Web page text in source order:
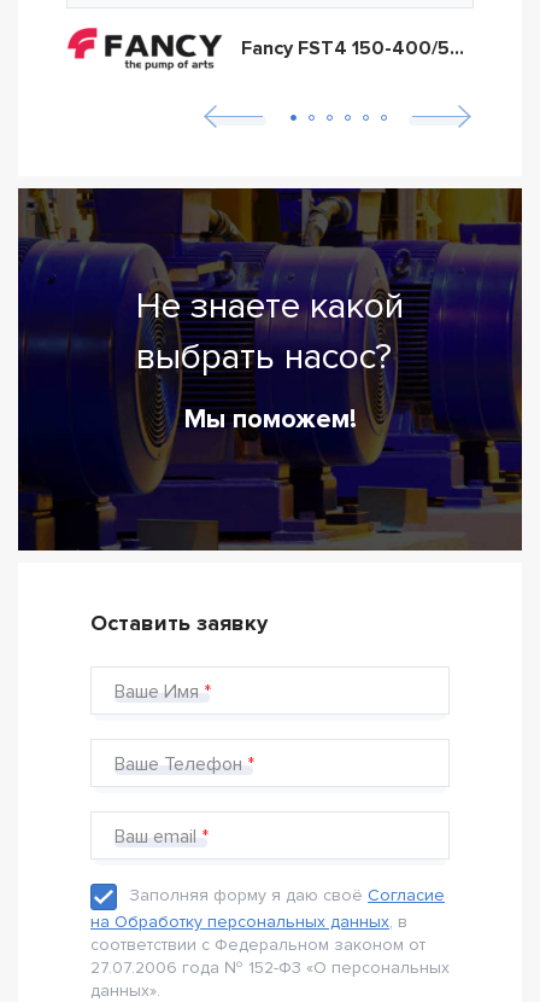
Fancy FST4 150-400/550
Не знаете какой
выбрать насос?
Мы поможем!
Оставить заявку
Ваше Имя
Ваше Телефон
Ваш email
Заполняя форму я даю своё Согласие
на Обработку персональных данных, в
соответствии с Федеральном законом от
27.07.2006 года № 152-Ф3 «О персональных
данных».